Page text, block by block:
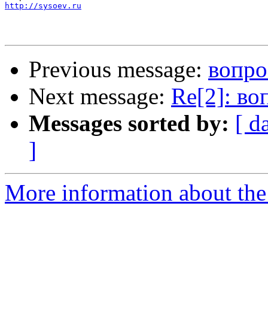
http://sysoev.ru
Previous message:
Next message: Re[2]:
Messages sorted by: [
]
More information about